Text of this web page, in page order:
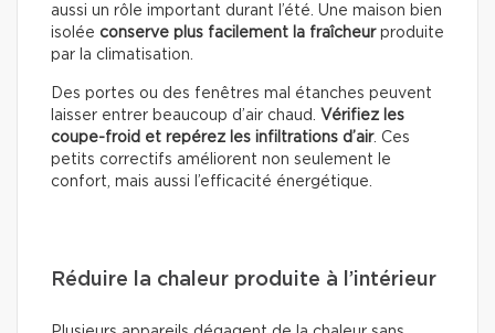
aussi un rôle important durant l’été. Une maison bien
isolée conserve plus facilement la fraîcheurproduite
par la climatisation.
Des portes ou des fenêtres mal étanches peuvent
laisser entrer beaucoup d’air chaud. Vérifiez les
coupe-froid et repérez les infiltrations d’air. Ces
petits correctifs améliorent non seulement le
confort, mais aussi l’efficacité énergétique.
Réduire la chaleur produite à l’intérieur